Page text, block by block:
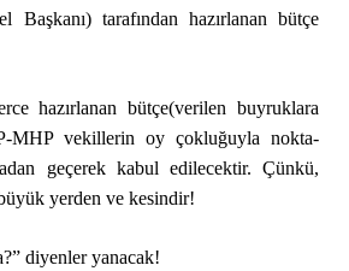
Başkanı) tarafından hazırlanan bütçe
hazırlanan bütçe(verilen buyruklara
MHP vekillerin oy çokluğuyla nokta-
geçerek kabul edilecektir. Çünkü,
yerden ve kesindir!
diyenler yanacak!